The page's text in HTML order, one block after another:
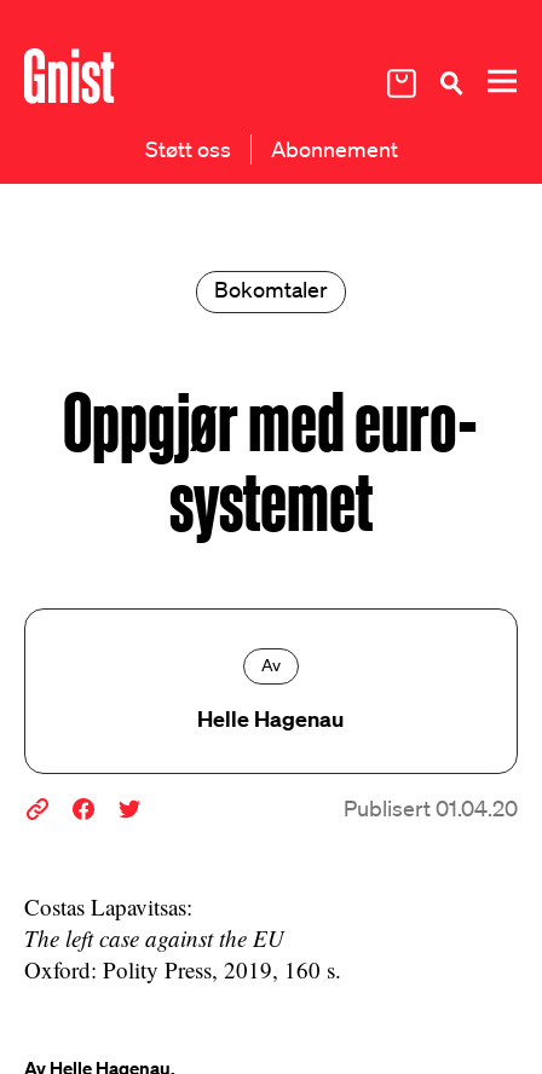
Støtt oss Abonnement
Bokomtaler
Oppgjør med euro-
systemet
Av
Helle Hagenau
Publisert 01.04.20
Costas Lapavitsas:
The left case against the EU
Oxford: Polity Press, 2019, 160 s.
Av Helle Hagenau,